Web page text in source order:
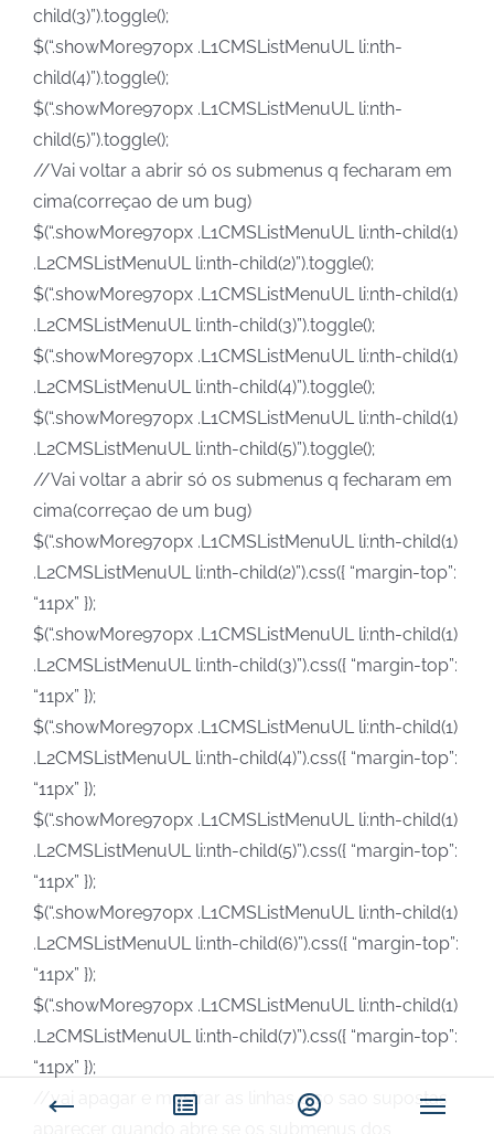
child(3)”).toggle();
$(“.showMore970px .L1CMSListMenuUL li:nth-
child(4)”).toggle();
$(“.showMore970px .L1CMSListMenuUL li:nth-
child(5)”).toggle();
//Vai voltar a abrir só os submenus q fecharam em
cima(correçao de um bug)
$(“.showMore970px .L1CMSListMenuUL li:nth-child(1)
.L2CMSListMenuUL li:nth-child(2)”).toggle();
$(“.showMore970px .L1CMSListMenuUL li:nth-child(1)
.L2CMSListMenuUL li:nth-child(3)”).toggle();
$(“.showMore970px .L1CMSListMenuUL li:nth-child(1)
.L2CMSListMenuUL li:nth-child(4)”).toggle();
$(“.showMore970px .L1CMSListMenuUL li:nth-child(1)
.L2CMSListMenuUL li:nth-child(5)”).toggle();
//Vai voltar a abrir só os submenus q fecharam em
cima(correçao de um bug)
$(“.showMore970px .L1CMSListMenuUL li:nth-child(1)
.L2CMSListMenuUL li:nth-child(2)”).css({ “margin-top”:
“11px” });
$(“.showMore970px .L1CMSListMenuUL li:nth-child(1)
.L2CMSListMenuUL li:nth-child(3)”).css({ “margin-top”:
“11px” });
$(“.showMore970px .L1CMSListMenuUL li:nth-child(1)
.L2CMSListMenuUL li:nth-child(4)”).css({ “margin-top”:
“11px” });
$(“.showMore970px .L1CMSListMenuUL li:nth-child(1)
.L2CMSListMenuUL li:nth-child(5)”).css({ “margin-top”:
“11px” });
$(“.showMore970px .L1CMSListMenuUL li:nth-child(1)
.L2CMSListMenuUL li:nth-child(6)”).css({ “margin-top”:
“11px” });
$(“.showMore970px .L1CMSListMenuUL li:nth-child(1)
.L2CMSListMenuUL li:nth-child(7)”).css({ “margin-top”:
“11px” });
//vai apagar e mostrar as linhas q so sao supostas